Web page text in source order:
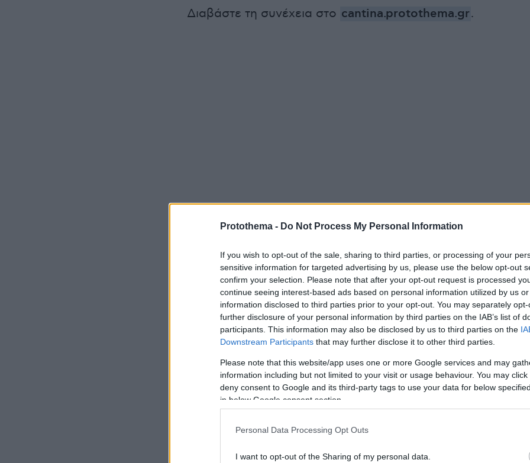
Protothema - Do Not Process My Personal Information
If you wish to opt-out of the sale, sharing to third parties, or processing of your
sensitive information for targeted advertising by us, please use the below opt-out
confirm your selection. Please note that after your opt-out request is processed
continue seeing interest-based ads based on personal information utilized by us
information disclosed to third parties prior to your opt-out. You may separately
further disclosure of your personal information by third parties on the IAB’s list of
participants. This information may also be disclosed by us to third parties on the
Downstream Participants that may further disclose it to other third parties.
Please note that this website/app uses one or more Google services and may
information including but not limited to your visit or usage behaviour. You may
deny consent to Google and its third-party tags to use your data for below
in below Google consent section.
Personal Data Processing Opt Outs
I want to opt-out of the Sharing of my personal data.
Διαβάστε τη συνέχεια στο cantina.protothema.gr.